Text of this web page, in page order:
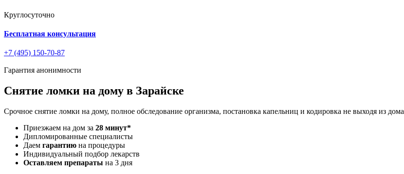
Круглосуточно
Бесплатная консультация
+7 (495) 150-70-87
Гарантия анонимности
Снятие ломки на дому в Зарайске
Срочное снятие ломки на дому, полное обследование организма, постановка капельниц и кодировка не выходя из дома
Приезжаем на дом за 28 минут*
Дипломированные специалисты
Даем гарантию на процедуры
Индивидуальный подбор лекарств
Оставляем препараты на 3 дня